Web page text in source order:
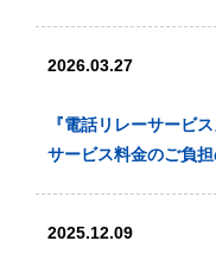
2026.03.27
『電話リレーサービ
サービス料金のご負
2025.12.09